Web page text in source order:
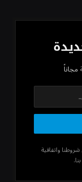
مجاناً
واتفاقية